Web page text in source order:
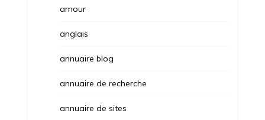
amour
anglais
annuaire blog
annuaire de recherche
annuaire de sites